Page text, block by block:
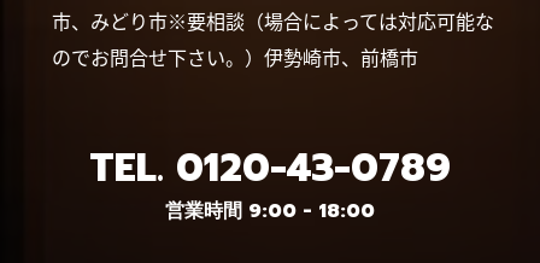
市、みどり市※要相談（場合によっては対応可能な
のでお問合せ下さい。）伊勢崎市、前橋市
TEL. 0120-43-0789
営業時間 9:00 - 18:00